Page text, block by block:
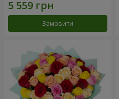
Замовити